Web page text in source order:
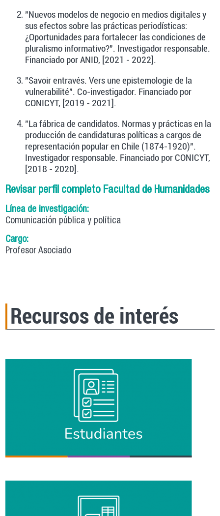
"Nuevos modelos de negocio en medios digitales y
sus efectos sobre las prácticas periodísticas:
¿Oportunidades para fortalecer las condiciones de
pluralismo informativo?". Investigador responsable.
Financiado por ANID, [2021 - 2022].
"Savoir entravés. Vers une epistemologie de la
vulnerabilité". Co-investigador. Financiado por
CONICYT, [2019 - 2021].
"La fábrica de candidatos. Normas y prácticas en la
producción de candidaturas políticas a cargos de
representación popular en Chile (1874-1920)".
Investigador responsable. Financiado por CONICYT,
[2018 - 2020].
Revisar perfil completo Facultad de Humanidades
Línea de investigación:
Comunicación pública y política
Cargo:
Profesor Asociado
Recursos de interés